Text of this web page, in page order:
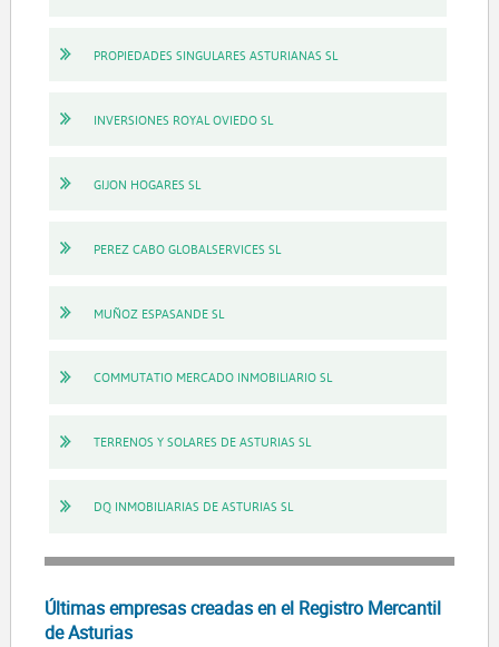
PROPIEDADES SINGULARES ASTURIANAS SL
INVERSIONES ROYAL OVIEDO SL
GIJON HOGARES SL
PEREZ CABO GLOBALSERVICES SL
MUÑOZ ESPASANDE SL
COMMUTATIO MERCADO INMOBILIARIO SL
TERRENOS Y SOLARES DE ASTURIAS SL
DQ INMOBILIARIAS DE ASTURIAS SL
Últimas empresas creadas en el Registro Mercantil
de Asturias